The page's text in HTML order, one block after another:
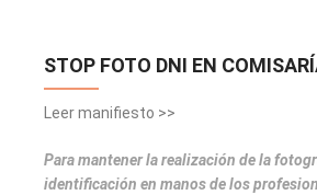
STOP FOTO DNI EN
Leer manifiesto >>
Para mantener la realización de la
identificación en manos de los